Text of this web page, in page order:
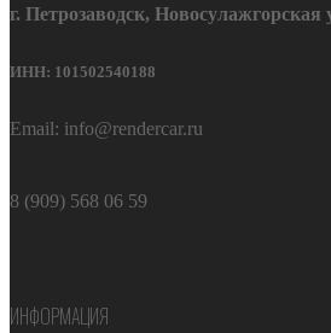
г. Петрозаводск,
ИНН: 101502540188
Email: info@rendercar.ru
8 (909) 568 06 59
ИНФОРМАЦИЯ